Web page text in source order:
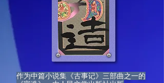
作为中篇小说集《古事记》三部曲之一的